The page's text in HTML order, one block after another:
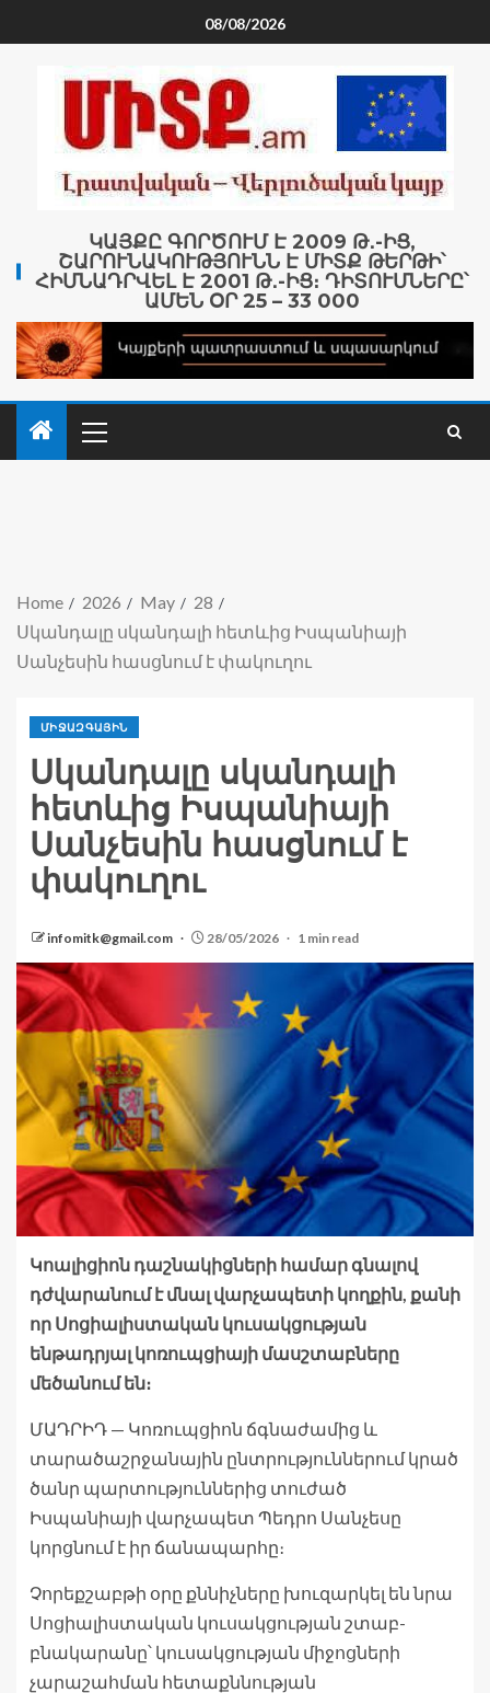
08/08/2026
ԿԱՅՔԸ ԳՈՐԾՈՒՄ Է 2009 Թ․-ԻՑ,
ՇԱՐՈՒՆԱԿՈՒԹՅՈՒՆՆ Է ՄԻՏՔ ԹԵՐԹԻ՝
ՀԻՄՆԱԴՐՎԵԼ Է 2001 Թ․-ԻՑ։ ԴԻՏՈՒՄՆԵՐԸ՝
ԱՄԵՆ ՕՐ 25 – 33 000
Home 2026 May
28
Սկանդալը սկանդալի հետևից Իսպանիայի
Սանչեսին հասցնում է փակուղու
ՄԻՋԱԶԳԱՅԻՆ
Սկանդալը սկանդալի
հետևից Իսպանիայի
Սանչեսին հասցնում է
փակուղու
infomitk@gmail.com 28/05/2026 1 min read
Կոալիցիոն դաշնակիցների համար գնալով
դժվարանում է մնալ վարչապետի կողքին, քանի
որ Սոցիալիստական ​​կուսակցության
ենթադրյալ կոռուպցիայի մասշտաբները
մեծանում են։
ՄԱԴՐԻԴ — Կոռուպցիոն ճգնաժամից և
տարածաշրջանային ընտրություններում կրած
ծանր պարտություններից տուժած
Իսպանիայի վարչապետ Պեդրո Սանչեսը
կորցնում է իր ճանապարհը։
Չորեքշաբթի օրը քննիչները խուզարկել են նրա
Սոցիալիստական ​​կուսակցության շտաբ-
բնակարանը՝ կուսակցության միջոցների
չարաշահման հետաքննության